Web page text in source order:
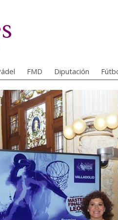
FMD Diputación